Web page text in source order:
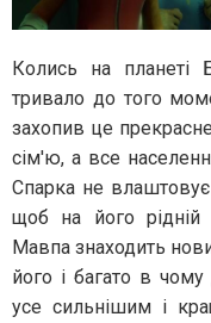
Колись на планеті
тривало до того
захопив це
сім'ю, а все
Спарка не влаштовує
щоб на його рідній
Мавпа знаходить
його і багато в
усе сильнішим і